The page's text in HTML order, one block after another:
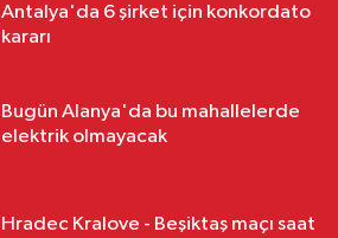
Antalya'da 6 şirket için konkordato
kararı
Bugün Alanya'da bu mahallelerde
elektrik olmayacak
Hradec Kralove - Beşiktaş maçı saat